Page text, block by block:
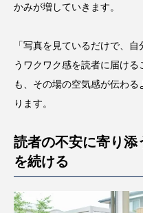
かみが増していきます。
「写真を見ているだけで、
うワクワク感を読者に届け
も、その場の空気感が伝わ
ります。
読者の不安に寄り添
を続ける